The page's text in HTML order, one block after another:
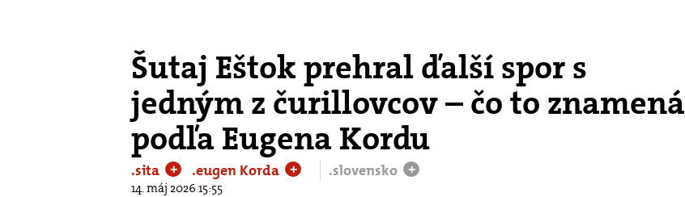
Šutaj Eštok prehral ďalší spor s
jedným z čurillovcov – čo to znamená
podľa Eugena Kordu
.sita + .eugen Korda + .slovensko +
14. máj 2026 15:55